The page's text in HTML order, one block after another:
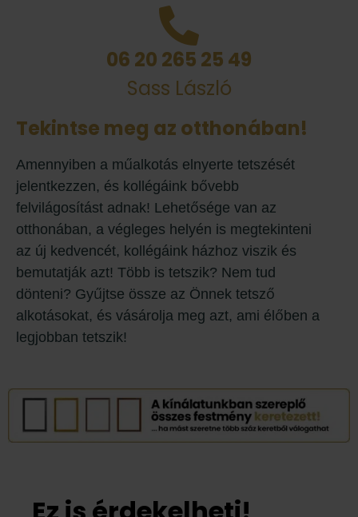
06 20 265 25 49
Sass László
Tekintse meg az otthonában!
Amennyiben a műalkotás elnyerte tetszését
jelentkezzen, és kollégáink bővebb
felvilágosítást adnak! Lehetősége van az
otthonában, a végleges helyén is megtekinteni
az új kedvencét, kollégáink házhoz viszik és
bemutatják azt! Több is tetszik? Nem tud
dönteni? Gyűjtse össze az Önnek tetsző
alkotásokat, és vásárolja meg azt, ami élőben a
legjobban tetszik!